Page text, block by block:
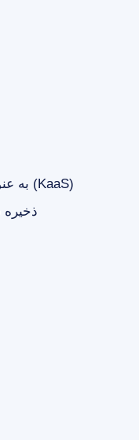
Kubernetes به عنوان یک سرویس (KaaS)